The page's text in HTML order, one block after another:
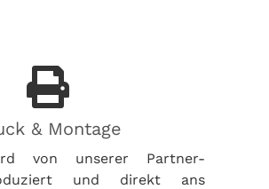
& Montage
von unserer Partner-
und direkt ans